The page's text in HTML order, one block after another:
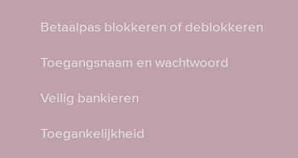
Betaalpas blokkeren of deblokkeren
Toegangsnaam en wachtwoord
Veilig bankieren
Toegankelijkheid